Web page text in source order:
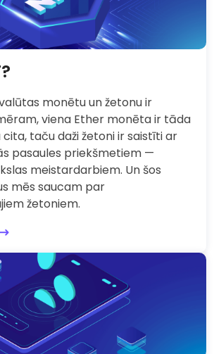
monētu un žetonu ir
viena Ether monēta ir tāda
taču daži žetoni ir saistīti ar
pasaules priekšmetiem —
meistardarbiem. Un šos
mēs saucam par
žetoniem.